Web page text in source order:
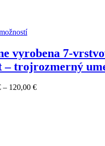
vyrobena 7-
– trojrozmerný
– 120,00 €Price